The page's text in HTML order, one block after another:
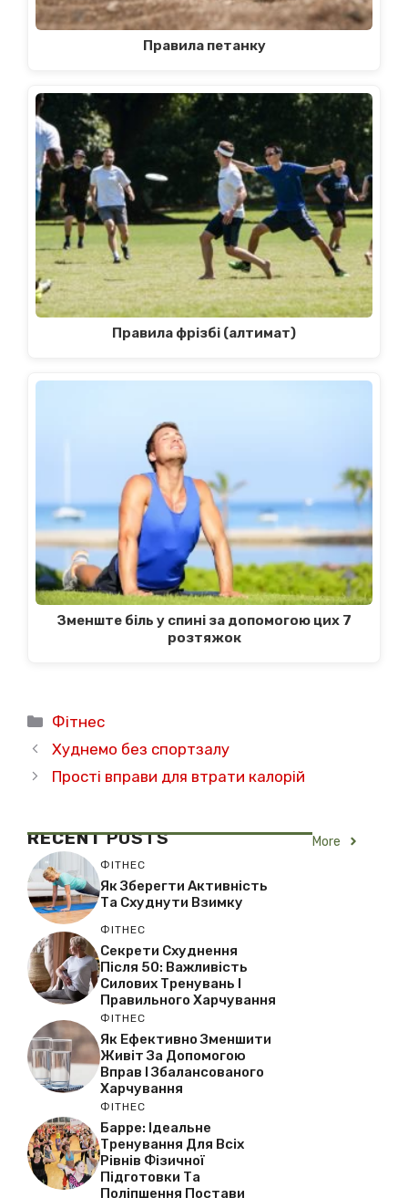
Правила петанку
Правила фрізбі (алтимат)
Зменште біль у спині за допомогою цих 7
розтяжок
Категорії
Фітнес
Худнемо без спортзалу
Прості вправи для втрати калорій
RECENTPOSTS More
ФІТНЕС
Як Зберегти Активність
Та Схуднути Взимку
ФІТНЕС
Секрети Схуднення
Після 50: Важливість
Силових Тренувань І
Правильного Харчування
ФІТНЕС
Як Ефективно Зменшити
Живіт За Допомогою
Вправ І Збалансованого
Харчування
ФІТНЕС
Барре: Ідеальне
Тренування Для Всіх
Рівнів Фізичної
Підготовки Та
Поліпшення Постави